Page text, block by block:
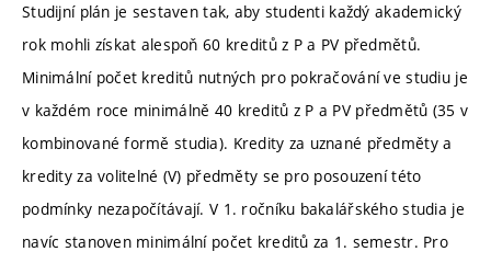
Studijní plán je sestaven tak, aby studenti každý akademický
rok mohli získat alespoň 60 kreditů z P a PV předmětů.
Minimální počet kreditů nutných pro pokračování ve studiu je
v každém roce minimálně 40 kreditů z P a PV předmětů (35 v
kombinované formě studia). Kredity za uznané předměty a
kredity za volitelné (V) předměty se pro posouzení této
podmínky nezapočítávají. V 1. ročníku bakalářského studia je
navíc stanoven minimální počet kreditů za 1. semestr. Pro